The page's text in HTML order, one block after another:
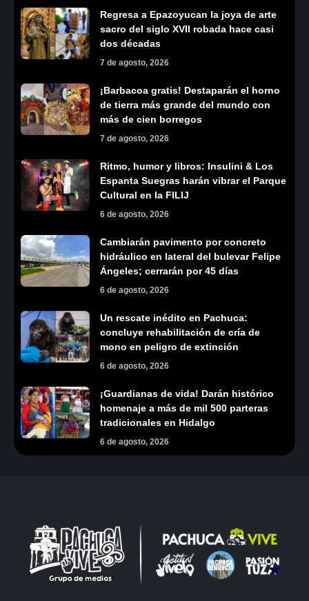
Regresa a Epazoyucan la joya de arte
sacro del siglo XVII robada hace casi
dos décadas
7 de agosto, 2026
¡Barbacoa gratis! Destaparán el horno
de tierra más grande del mundo con
más de cien borregos
7 de agosto, 2026
Ritmo, humor y libros: Insulini & Los
Espanta Suegras harán vibrar el Parque
Cultural en la FILIJ
6 de agosto, 2026
Cambiarán pavimento por concreto
hidráulico en lateral del bulevar Felipe
Ángeles; cerrarán por 45 días
6 de agosto, 2026
Un rescate inédito en Pachuca:
concluye rehabilitación de cría de
mono en peligro de extinción
6 de agosto, 2026
¡Guardianas de vida! Darán histórico
homenaje a más de mil 500 parteras
tradicionales en Hidalgo
6 de agosto, 2026